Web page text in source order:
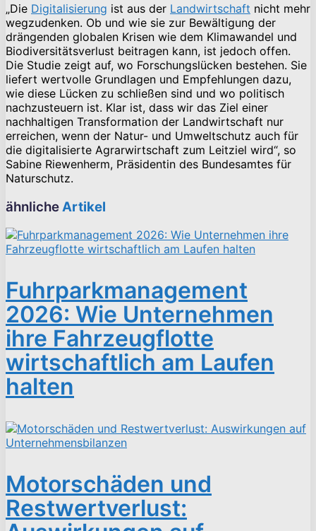
„Die Digitalisierung ist aus der Landwirtschaft nicht mehr
wegzudenken. Ob und wie sie zur Bewältigung der
drängenden globalen Krisen wie dem Klimawandel und
Biodiversitätsverlust beitragen kann, ist jedoch offen.
Die Studie zeigt auf, wo Forschungslücken bestehen. Sie
liefert wertvolle Grundlagen und Empfehlungen dazu,
wie diese Lücken zu schließen sind und wo politisch
nachzusteuern ist. Klar ist, dass wir das Ziel einer
nachhaltigen Transformation der Landwirtschaft nur
erreichen, wenn der Natur- und Umweltschutz auch für
die digitalisierte Agrarwirtschaft zum Leitziel wird“, so
Sabine Riewenherm, Präsidentin des Bundesamtes für
Naturschutz.
ähnliche Artikel
Fuhrparkmanagement
2026: Wie Unternehmen
ihre Fahrzeugflotte
wirtschaftlich am Laufen
halten
Motorschäden und
Restwertverlust: